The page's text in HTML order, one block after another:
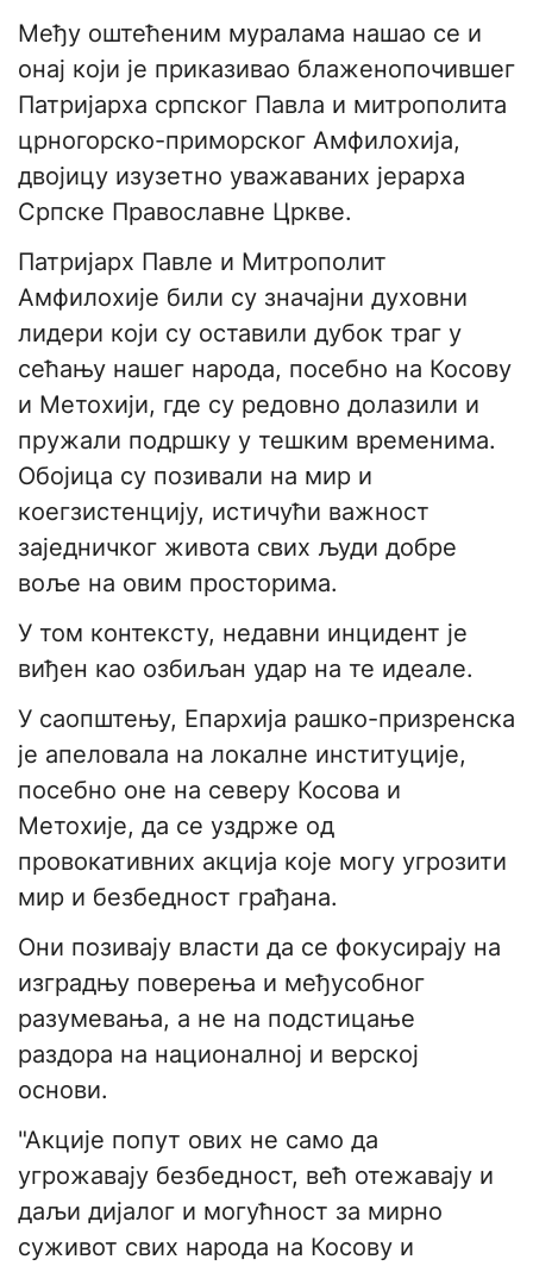
Међу оштећеним муралама нашао се и
онај који је приказивао блаженопочившег
Патријарха српског Павла и митрополита
црногорско-приморског Амфилохија,
двојицу изузетно уважаваних јерарха
Српске Православне Цркве.
Патријарх Павле и Митрополит
Амфилохије били су значајни духовни
лидери који су оставили дубок траг у
сећању нашег народа, посебно на Косову
и Метохији, где су редовно долазили и
пружали подршку у тешким временима.
Обојица су позивали на мир и
коегзистенцију, истичући важност
заједничког живота свих људи добре
воље на овим просторима.
У том контексту, недавни инцидент је
виђен као озбиљан удар на те идеале.
У саопштењу, Епархија рашко-призренска
је апеловала на локалне институције,
посебно оне на северу Косова и
Метохије, да се уздрже од
провокативних акција које могу угрозити
мир и безбедност грађана.
Они позивају власти да се фокусирају на
изградњу поверења и међусобног
разумeвања, а не на подстицање
раздора на националној и верској
основи.
"Акције попут ових не само да
угрожавају безбедност, већ отежавају и
даљи дијалог и могућност за мирно
суживот свих народа на Косову и